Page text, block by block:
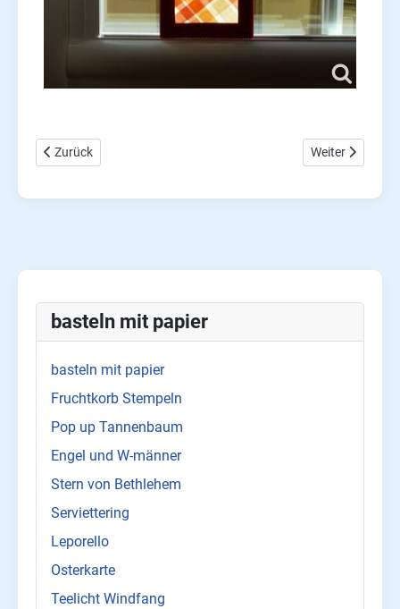
basteln mit papier
basteln mit papier
Fruchtkorb Stempeln
Pop up Tannenbaum
Engel und W-männer
Stern von Bethlehem
Serviettering
Leporello
Osterkarte
Teelicht Windfang
Vorheriger Beitrag: Erntedank Korb stempeln
Zurück Nächster
Weiter